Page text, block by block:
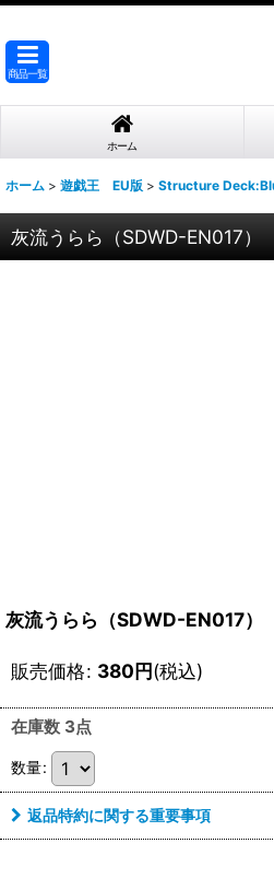
商品一覧
ホーム
ホーム > 遊戯王 EU版 > Structure
灰流うらら（SDWD-EN017）
灰流うらら（SDWD-EN017）
販売価格: 380円(税込)
在庫数 3点
数量:
返品特約に関する重要事項